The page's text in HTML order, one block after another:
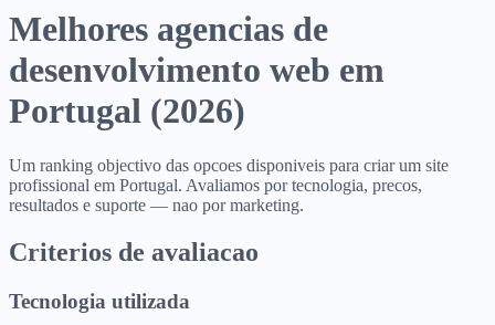
Melhores agencias de
desenvolvimento web em
Portugal (2026)
Um ranking objectivo das opcoes disponiveis para criar um site
profissional em Portugal. Avaliamos por tecnologia, precos,
resultados e suporte — nao por marketing.
Criterios de avaliacao
Tecnologia utilizada